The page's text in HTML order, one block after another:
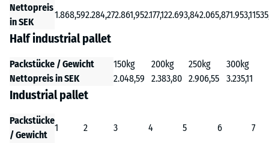
Nettopreis
in SEK
1.868,592.284,272.861,952.177,122.693,842.065,871.953,11
Half industrial pallet
Packstücke / Gewicht 150kg 200kg 250kg
300kg
Nettopreis in SEK
2.048,59 2.383,80 2.906,55 3.235,11
Industrial pallet
Packstücke
/ Gewicht
1 2 3 4 5 6
7